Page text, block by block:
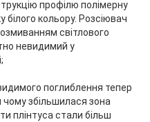
профілю полімерну
білого кольору. Розсіювач
світлового
невидимий у
поглиблення тепер
збільшилася зона
плінтуса стали більш